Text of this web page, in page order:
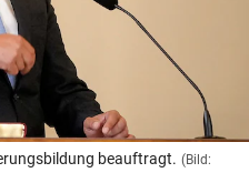
beauftragt. (Bild: